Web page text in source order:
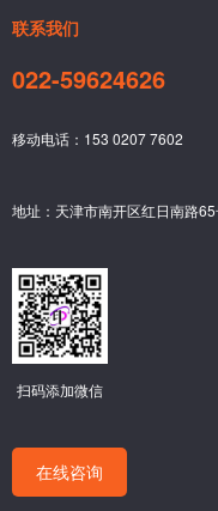
天津印刷厂：印刷解决
浅谈画册品质在印刷中的重要
联系我们
022-59624626
移动电话：153 0207 7602
地址：天津市南开区红日南路
扫码添加微信
在线咨询